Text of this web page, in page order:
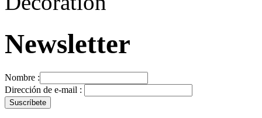
Newsletter
Nombre :
Dirección de e-mail :